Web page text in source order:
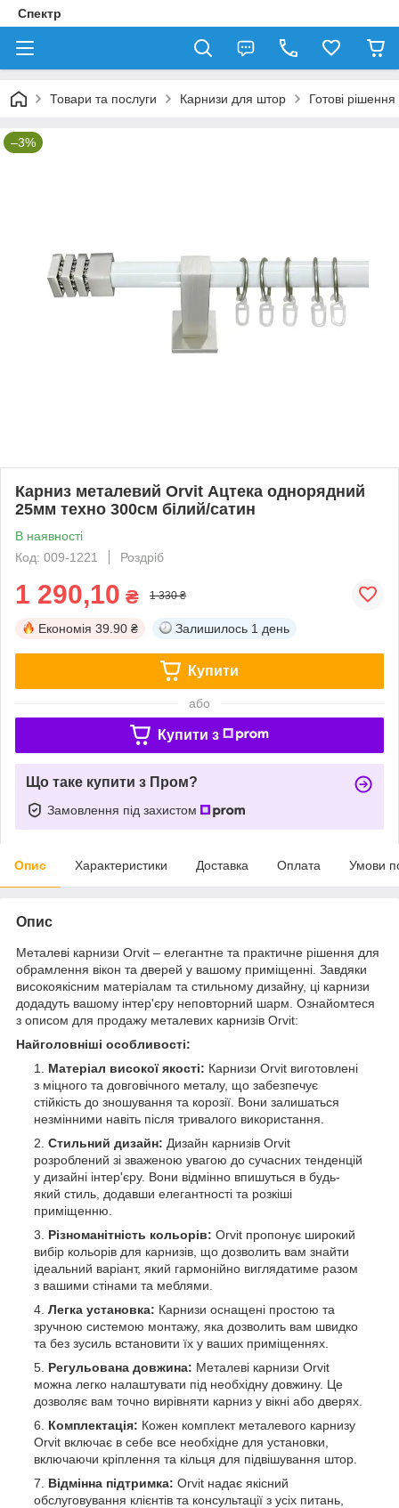
Спектр
Товари та послуги Карнизи для штор Готові рішення
–3%
Карниз металевий Orvit Ацтека однорядний
25мм техно 300см білий/сатин
В наявності
Код: 009-1221
Роздріб
1 290,10 ₴ 1 330 ₴
Економія 39.90 ₴ Залишилось 1 день
Купити
або
Купити з
Що таке купити з Пром?
Замовлення під захистом
Опис Характеристики Доставка Оплата Умови
Опис
Металеві карнизи Orvit – елегантне та практичне рішення для
обрамлення вікон та дверей у вашому приміщенні. Завдяки
високоякісним матеріалам та стильному дизайну, ці карнизи
додадуть вашому інтер'єру неповторний шарм. Ознайомтеся
з описом для продажу металевих карнизів Orvit:
Найголовніші особливості:
Матеріал високої якості: Карнизи Orvit виготовлені
з міцного та довговічного металу, що забезпечує
стійкість до зношування та корозії. Вони залишаться
незмінними навіть після тривалого використання.
Стильний дизайн: Дизайн карнизів Orvit
розроблений зі зваженою увагою до сучасних тенденцій
у дизайні інтер'єру. Вони відмінно впишуться в будь-
який стиль, додавши елегантності та розкіші
приміщенню.
Різноманітність кольорів: Orvit пропонує широкий
вибір кольорів для карнизів, що дозволить вам знайти
ідеальний варіант, який гармонійно виглядатиме разом
з вашими стінами та меблями.
Легка установка: Карнизи оснащені простою та
зручною системою монтажу, яка дозволить вам швидко
та без зусиль встановити їх у ваших приміщеннях.
Регульована довжина: Металеві карнизи Orvit
можна легко налаштувати під необхідну довжину. Це
дозволяє вам точно вирівняти карниз у вікні або дверях.
Комплектація: Кожен комплект металевого карнизу
Orvit включає в себе все необхідне для установки,
включаючи кріплення та кільця для підвішування штор.
Відмінна підтримка: Orvit надає якісний
обслуговування клієнтів та консультації з усіх питань,